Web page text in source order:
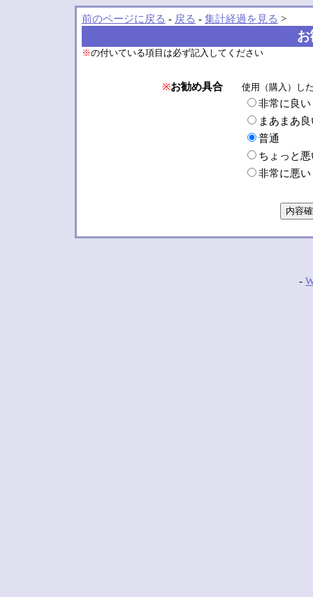
前のページに戻る - 戻る - 集計経過を見る >
※の付いている項目は必ず記入してください
※お勧め具合 使用（購入）し
非常に良い
まあまあ
普通
ちょっと悪
非常に悪い
-